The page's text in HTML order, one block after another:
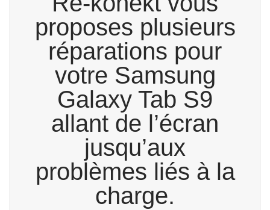
proposes plusieurs
réparations pour
votre Samsung
Galaxy Tab S9
allant de l’écran
jusqu’aux
problèmes liés à la
charge.